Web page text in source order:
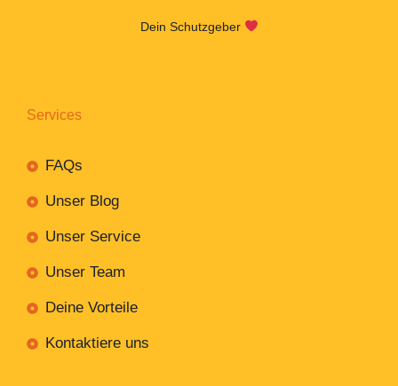
Dein Schutzgeber
Services
FAQs
Unser Blog
Unser Service
Unser Team
Deine Vorteile
Kontaktiere uns